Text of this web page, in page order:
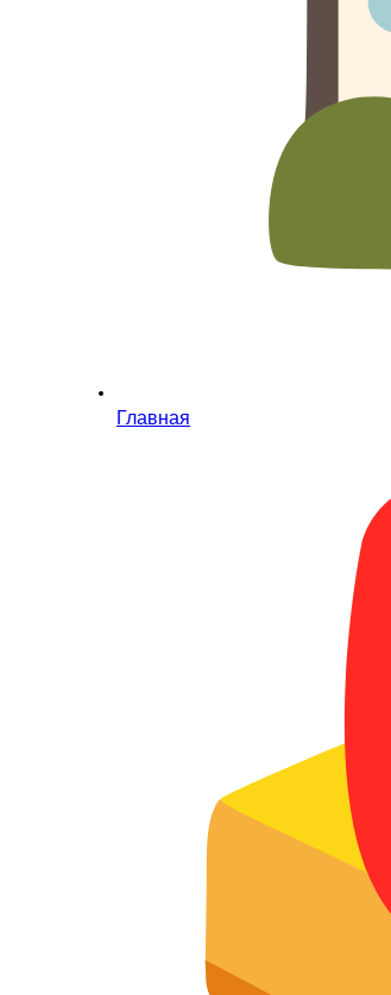
Главная